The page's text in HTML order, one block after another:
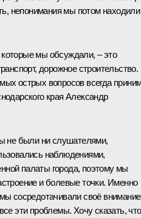
непонимания мы потом находили
мы обсуждали, – это
дорожное строительство.
острых вопросов всегда
края Александр
не были ни слушателями,
наблюдениями,
палаты города, поэтому мы
и болевые точки. Именно
сосредотачивали своё
эти проблемы. Хочу сказать, что